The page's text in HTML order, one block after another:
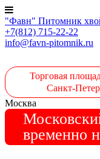
"Фавн" Питомник
+7(812) 715-22-22
info@favn-pitomnik.ru
Торговая
Санкт-
Москва
временно